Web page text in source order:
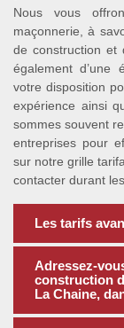
Nous vous
maçonnerie, à
de construction et
également d’une
votre disposition
expérience ainsi
sommes souvent
entreprises pour
sur notre grille
contacter durant
Les tarifs
Adressez-
construction
La Chaine,